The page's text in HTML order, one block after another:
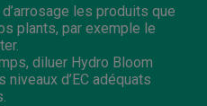
les produits que
plants, par exemple le
diluer Hydro Bloom
niveaux d’EC adéquats